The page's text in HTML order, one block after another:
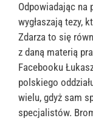
Odpowiadając na
wygłaszają tezy,
Zdarza to się
z daną materią
Facebooku
polskiego
wielu, gdyż sam
specjalistów.